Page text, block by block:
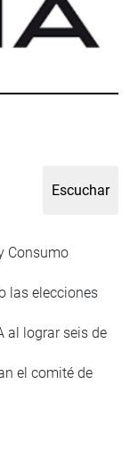
Consumo
las elecciones
al lograr seis de
el comité de